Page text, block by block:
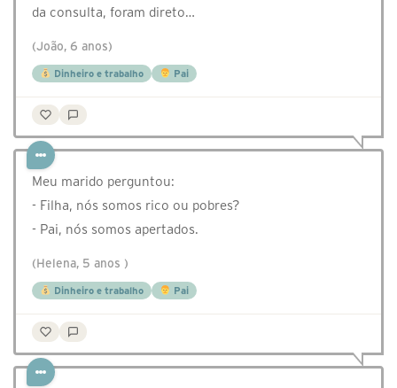
da consulta, foram direto…
(João, 6 anos)
Dinheiro e trabalho Pai
Meu marido perguntou:
- Filha, nós somos rico ou pobres?
- Pai, nós somos apertados.
(Helena, 5 anos )
Dinheiro e trabalho Pai